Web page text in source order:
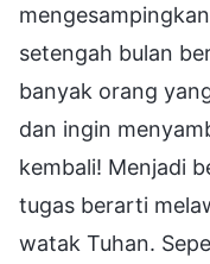
setengah bulan
banyak orang
dan ingin
kembali! Menjadi
tugas berarti
watak Tuhan.